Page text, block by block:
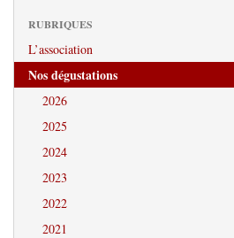
RUBRIQUES
L’association
Nos dégustations
2026
2025
2024
2023
2022
2021